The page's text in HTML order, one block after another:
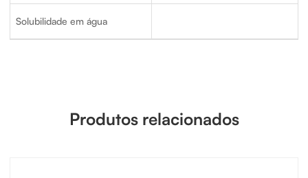
Solubilidade em água
Produtos relacionados